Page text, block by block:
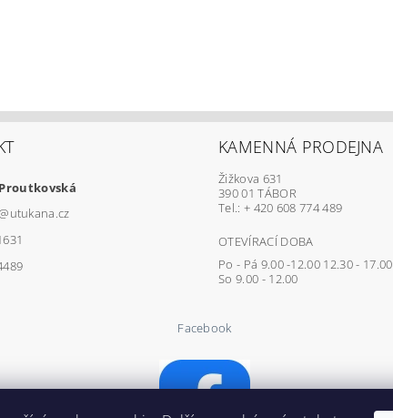
utukana.cz
KAMENNÁ PRODEJNA
Žižkova 631
390 01 TÁBOR
Tel.: + 420 608 774 489
OTEVÍRACÍ DOBA
Po - Pá 9.00 -12.00 12.30 - 17.00
So 9.00 - 12.00
Facebook